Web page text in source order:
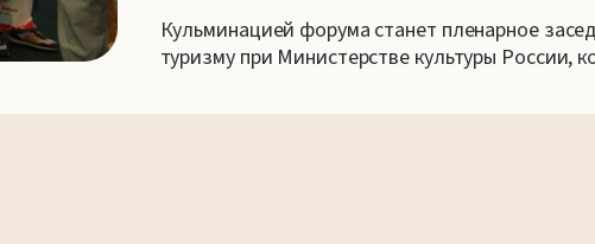
Кульминацией форума станет пленарное
туризму при Министерстве культуры России,